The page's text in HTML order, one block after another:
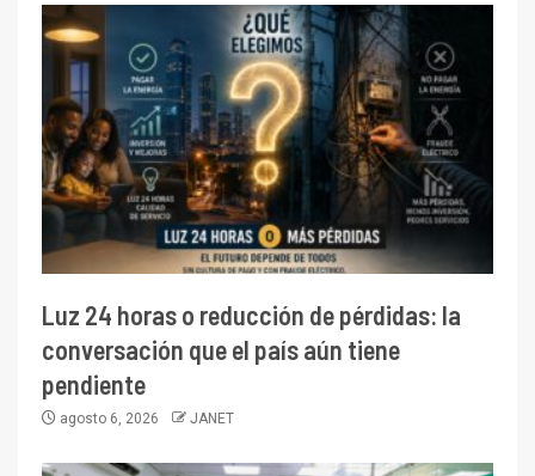
Luz 24 horas o reducción de pérdidas: la
conversación que el país aún tiene
pendiente
agosto 6, 2026 JANET